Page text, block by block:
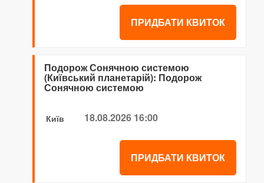
ПРИДБАТИ КВИТОК
Подорож Сонячною системою
(Київський планетарій): Подорож
Сонячною системою
Київ 18.08.2026 16:00
ПРИДБАТИ КВИТОК